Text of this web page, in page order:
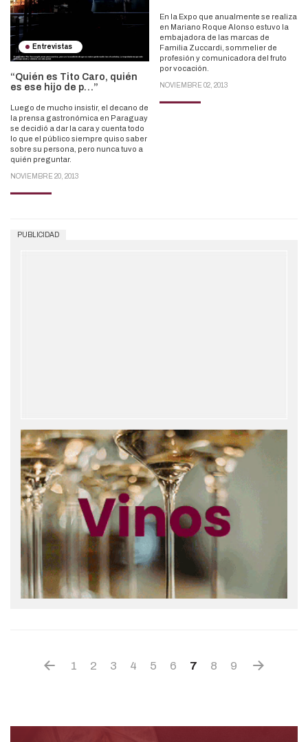
Entrevistas
“Quién es Tito Caro, quién
es ese hijo de p…”
Luego de mucho insistir, el decano de
la prensa gastronómica en Paraguay
se decidió a dar la cara y cuenta todo
lo que el público siempre quiso saber
sobre su persona, pero nunca tuvo a
quién preguntar.
NOVIEMBRE 20, 2013
En la Expo que anualmente se realiza
en Mariano Roque Alonso estuvo la
embajadora de las marcas de
Familia Zuccardi, sommelier de
profesión y comunicadora del fruto
por vocación.
NOVIEMBRE 02, 2013
PUBLICIDAD
1 2 3 4 5 6 7 8 9